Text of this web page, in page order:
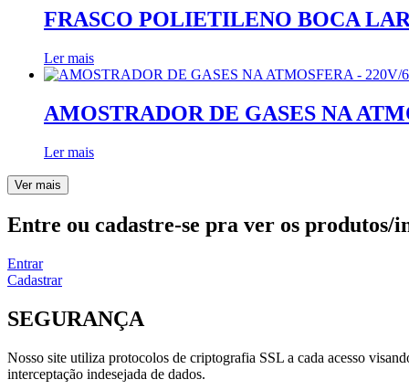
FRASCO POLIETILENO BOCA
Ler mais
AMOSTRADOR DE GASES NA
Ler mais
Ver mais
Entre ou cadastre-se pra ver os produtos/
Entrar
Cadastrar
SEGURANÇA
Nosso site utiliza protocolos de criptografia SSL a cada acesso
interceptação indesejada de dados.